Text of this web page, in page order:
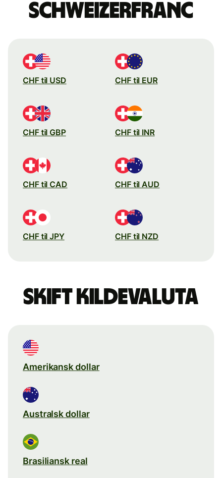
schweizerfranc
CHF til USD CHF til EUR
CHF til GBP CHF til INR
CHF til CAD CHF til AUD
CHF til JPY CHF til NZD
Skift kildevaluta
Amerikansk dollar
Australsk dollar
Brasiliansk real